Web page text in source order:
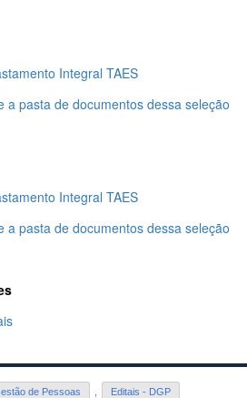
Integral TAES
a pasta de documentos dessa seleção
Integral TAES
a pasta de documentos dessa seleção
de Pessoas Editais - DGP